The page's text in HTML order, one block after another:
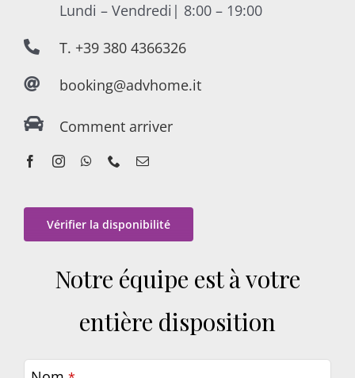
Lundi – Vendredi| 8:00 – 19:00
T. +39 380 4366326
booking@advhome.it
Comment arriver
Vérifier la disponibilité
Notre équipe est à votre
entière disposition